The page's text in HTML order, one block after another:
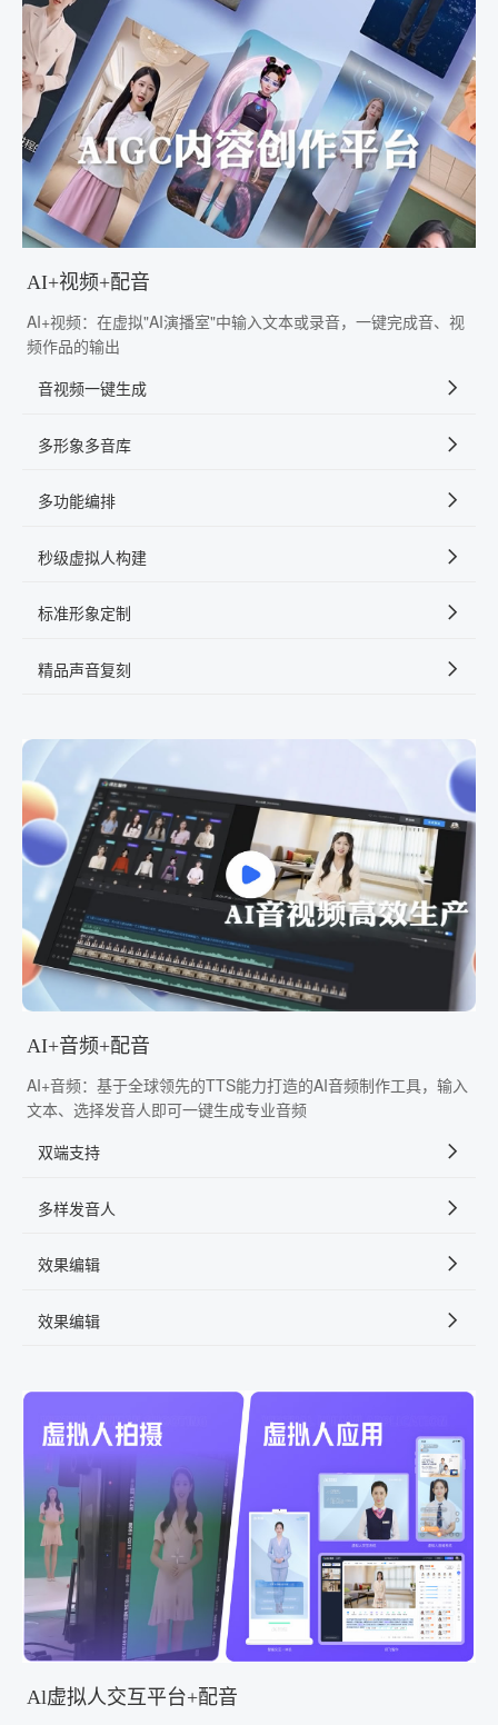
AI+视频+配音
AI+视频：在虚拟"AI演播室"中输入文本或录音，一键完成音、视
频作品的输出
音视频一键生成
多形象多音库
多功能编排
秒级虚拟人构建
标准形象定制
精品声音复刻
AI+音频+配音
AI+音频：基于全球领先的TTS能力打造的AI音频制作工具，输入
文本、选择发音人即可一键生成专业音频
双端支持
多样发音人
效果编辑
效果编辑
Al虚拟人交互平台+配音